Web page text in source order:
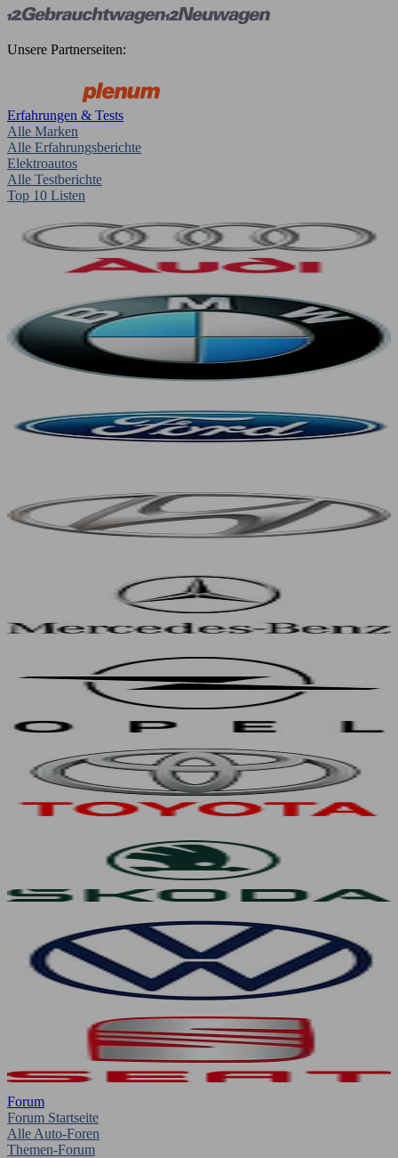
Unsere Partnerseiten:
Erfahrungen & Tests
Alle Marken
Alle Erfahrungsberichte
Elektroautos
Alle Testberichte
Top 10 Listen
Forum
Forum Startseite
Alle Auto-Foren
Themen-Forum